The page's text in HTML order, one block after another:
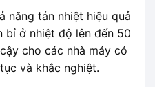
năng tản nhiệt hiệu quả
bỉ ở nhiệt độ lên đến 50
cho các nhà máy có
và khắc nghiệt.